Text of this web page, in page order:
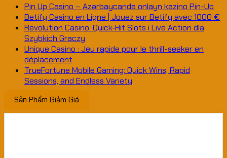
Pin Up Casino – Azərbaycanda onlayn kazino Pin-Up
Betify Casino en Ligne | Jouez sur Betify avec 1000 €
Revolution Casino: Quick‑Hit Slots i Live Action dla
Szybkich Graczy
Unique Casino : Jeu rapide pour le thrill-seeker en
déplacement
TrueFortune Mobile Gaming: Quick Wins, Rapid
Sessions, and Endless Variety
Sản Phẩm Giảm Giá